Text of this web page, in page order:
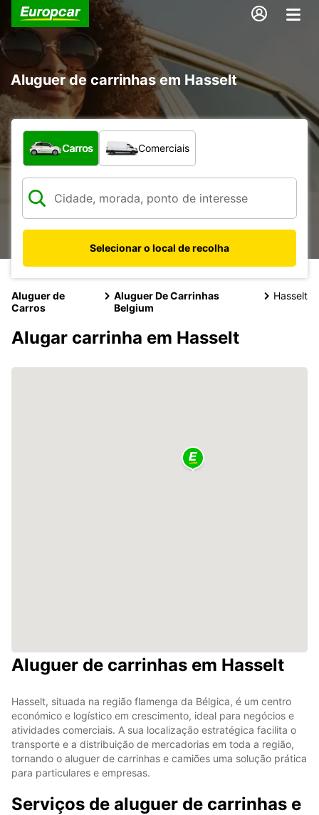
Aluguer de carrinhas em Hasselt
Que tipo de veículo pretende?
Carros Comerciais
Selecionar o local de recolha
Aluguer de
Carros
Aluguer De Carrinhas
Belgium
Hasselt
Alugar carrinha em Hasselt
Aluguer de carrinhas em Hasselt
Hasselt, situada na região flamenga da Bélgica, é um centro
económico e logístico em crescimento, ideal para negócios e
atividades comerciais. A sua localização estratégica facilita o
transporte e a distribuição de mercadorias em toda a região,
tornando o aluguer de carrinhas e camiões uma solução prática
para particulares e empresas.
Serviços de aluguer de carrinhas e